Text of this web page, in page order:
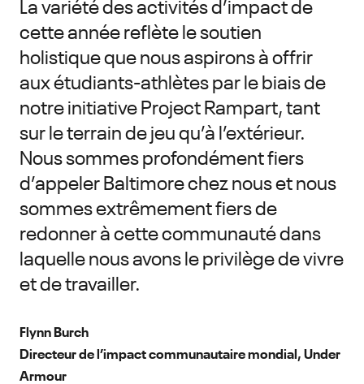
cette année reflète le soutien
holistique que nous aspirons à offrir
aux étudiants-athlètes par le biais de
notre initiative Project Rampart, tant
sur le terrain de jeu qu’à l’extérieur.
Nous sommes profondément fiers
d’appeler Baltimore chez nous et nous
sommes extrêmement fiers de
redonner à cette communauté dans
laquelle nous avons le privilège de vivre
et de travailler.
Flynn Burch
Directeur de l’impact communautaire mondial, Under
Armour